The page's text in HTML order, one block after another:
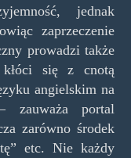
jednak
zaprzeczenie
prowadzi także
się z cnotą
angielskim na
zauważa portal
zarówno środek
etc. Nie każdy